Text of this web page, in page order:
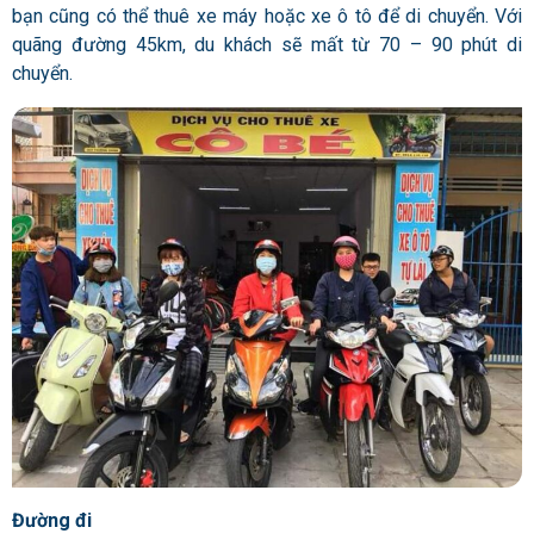
bạn cũng có thể thuê xe máy hoặc xe ô tô để di chuyển. Với
quãng đường 45km, du khách sẽ mất từ 70 – 90 phút di
chuyển.
Đường đi